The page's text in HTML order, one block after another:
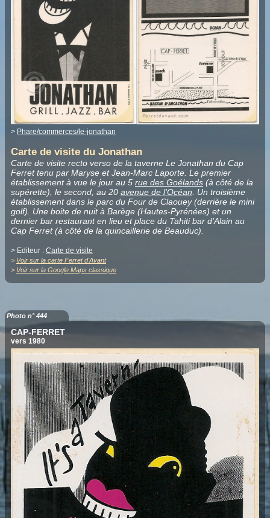
> Phare/commerces/le-jonathan
Carte de visite du Jonathan
Carte de visite recto verso de la taverne Le Jonathan du Cap
Ferret tenu par Maryse et Jean-Marc Laporte. Le premier
établissement à vue le jour au 5 rue des Goélands (à côté de la
supérette), le second, au 20 avenue de l'Océan . Un troisième
établissement dans le parc du Four de Claouey (derrière le mini
golf). Une boite de nuit à Barège (Hautes-Pyrénées) et un
dernier bar restaurant en lieu et place du Tahiti bar d'Alain au
Cap Ferret (à côté de la quincaillerie de Beauduc).
> Editeur : Carte de visite
> Voir sur la carte Ferret d'Avant
> Voir sur la Google Maps classique
Photo n° 444
CAP-FERRET
vers 1980